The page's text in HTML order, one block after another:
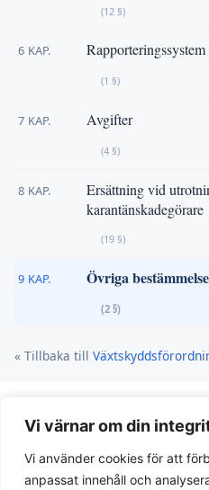
Vi värnar om din
Vi använder cookies för att
anpassat innehåll och
(12 §)
6 KAP.
(1 §)
7 KAP. Avgifter
(4 §)
8 KAP.
Ersättning vid
karantänskadegörare
(19 §)
9 KAP. Övriga
(2 §)
« Tillbaka till